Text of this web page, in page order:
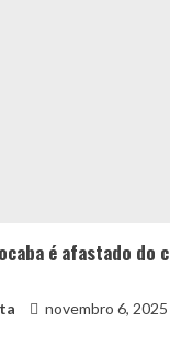
é afastado do
novembro 6, 2025